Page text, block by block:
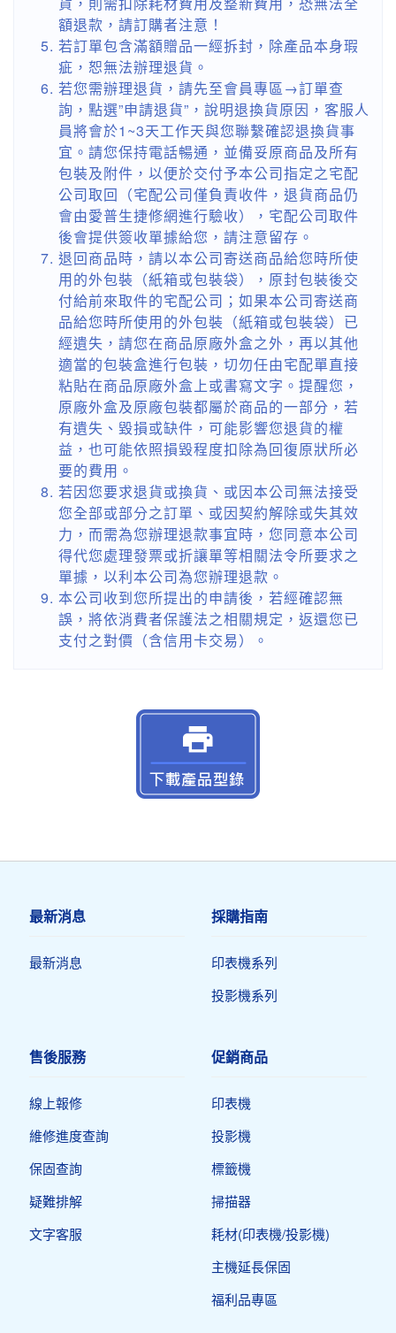
額退款，請訂購者注意！
若訂單包含滿額贈品一經拆封，除產品本身瑕
疵，恕無法辦理退貨。
若您需辦理退貨，請先至會員專區→訂單查
詢，點選”申請退貨”，說明退換貨原因，客服人
員將會於1~3天工作天與您聯繫確認退換貨事
宜。請您保持電話暢通，並備妥原商品及所有
包裝及附件，以便於交付予本公司指定之宅配
公司取回（宅配公司僅負責收件，退貨商品仍
會由愛普生捷修網進行驗收），宅配公司取件
後會提供簽收單據給您，請注意留存。
退回商品時，請以本公司寄送商品給您時所使
用的外包裝（紙箱或包裝袋），原封包裝後交
付給前來取件的宅配公司；如果本公司寄送商
品給您時所使用的外包裝（紙箱或包裝袋）已
經遺失，請您在商品原廠外盒之外，再以其他
適當的包裝盒進行包裝，切勿任由宅配單直接
粘貼在商品原廠外盒上或書寫文字。提醒您，
原廠外盒及原廠包裝都屬於商品的一部分，若
有遺失、毀損或缺件，可能影響您退貨的權
益，也可能依照損毀程度扣除為回復原狀所必
要的費用。
若因您要求退貨或換貨、或因本公司無法接受
您全部或部分之訂單、或因契約解除或失其效
力，而需為您辦理退款事宜時，您同意本公司
得代您處理發票或折讓單等相關法令所要求之
單據，以利本公司為您辦理退款。
本公司收到您所提出的申請後，若經確認無
誤，將依消費者保護法之相關規定，返還您已
支付之對價（含信用卡交易）。
最新消息
最新消息
採購指南
印表機系列
投影機系列
售後服務
線上報修
維修進度查詢
保固查詢
疑難排解
文字客服
促銷商品
印表機​
投影機
標籤機
掃描器
耗材(印表機/投影機)
主機延長保固
福利品專區